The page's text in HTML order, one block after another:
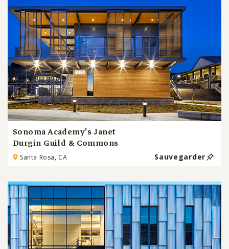
Sonoma Academy's Janet
Durgin Guild & Commons
Santa Rosa, CA Sauvegarder